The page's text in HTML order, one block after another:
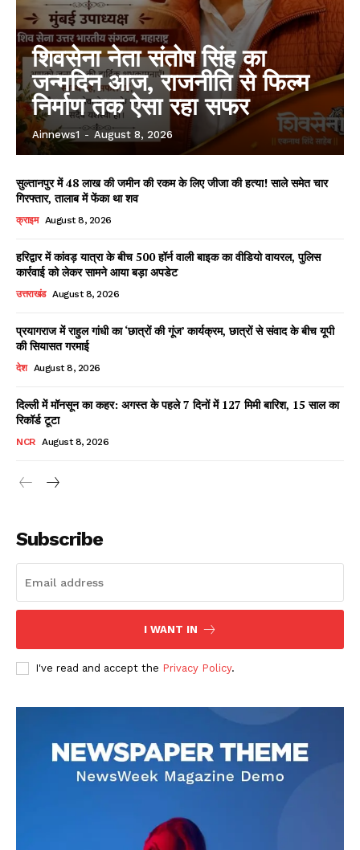
Facebook
X WhatsApp
Read Latest News on AIN
DOWNLOAD NOW
AIN NEWS 1
शिवसेना नेता संतोष सिंह का
जन्मदिन आज, राजनीति से फिल्म
निर्माण तक ऐसा रहा सफर
Ainnews1 - August 8, 2026
सुल्तानपुर में 48 लाख की जमीन की रकम के लिए जीजा की हत्या! साले समेत चार
गिरफ्तार, तालाब में फेंका था शव
क्राइम August 8, 2026
हरिद्वार में कांवड़ यात्रा के बीच 500 हॉर्न वाली बाइक का वीडियो वायरल, पुलिस
कार्रवाई को लेकर सामने आया बड़ा अपडेट
उत्तराखंड August 8, 2026
प्रयागराज में राहुल गांधी का ‘छात्रों की गूंज’ कार्यक्रम, छात्रों से संवाद के बीच यूपी
की सियासत गरमाई
देश August 8, 2026
दिल्ली में मॉनसून का कहर: अगस्त के पहले 7 दिनों में 127 मिमी बारिश, 15 साल का
रिकॉर्ड टूटा
NCR August 8, 2026
Subscribe
I WANT IN
I've read and accept the Privacy Policy.